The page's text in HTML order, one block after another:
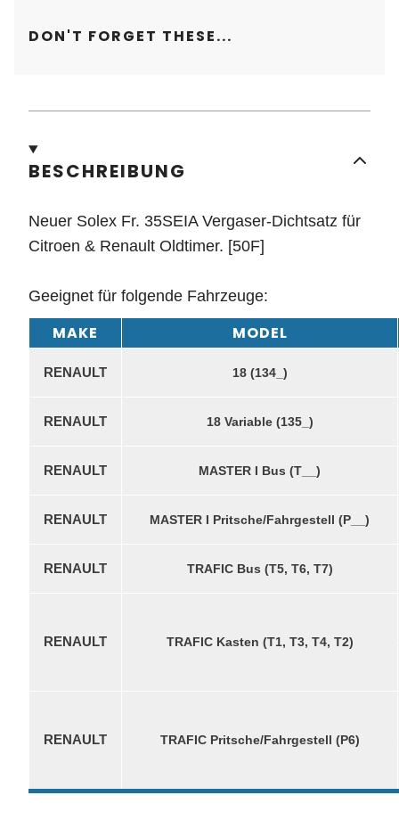
DON'T FORGET THESE...
BESCHREIBUNG
Neuer Solex Fr. 35SEIA Vergaser-Dichtsatz für
Citroen & Renault Oldtimer. [50F]
Geeignet für folgende Fahrzeuge:
MAKE MODEL
RENAULT 18 (134_)
RENAULT 18 Variable (135_)
RENAULT MASTER I Bus (T__)
RENAULT MASTER I Pritsche/Fahrgestell (P__)
RENAULT TRAFIC Bus (T5, T6, T7)
RENAULT TRAFIC Kasten (T1, T3, T4, T2)
RENAULT TRAFIC Pritsche/Fahrgestell (P6)